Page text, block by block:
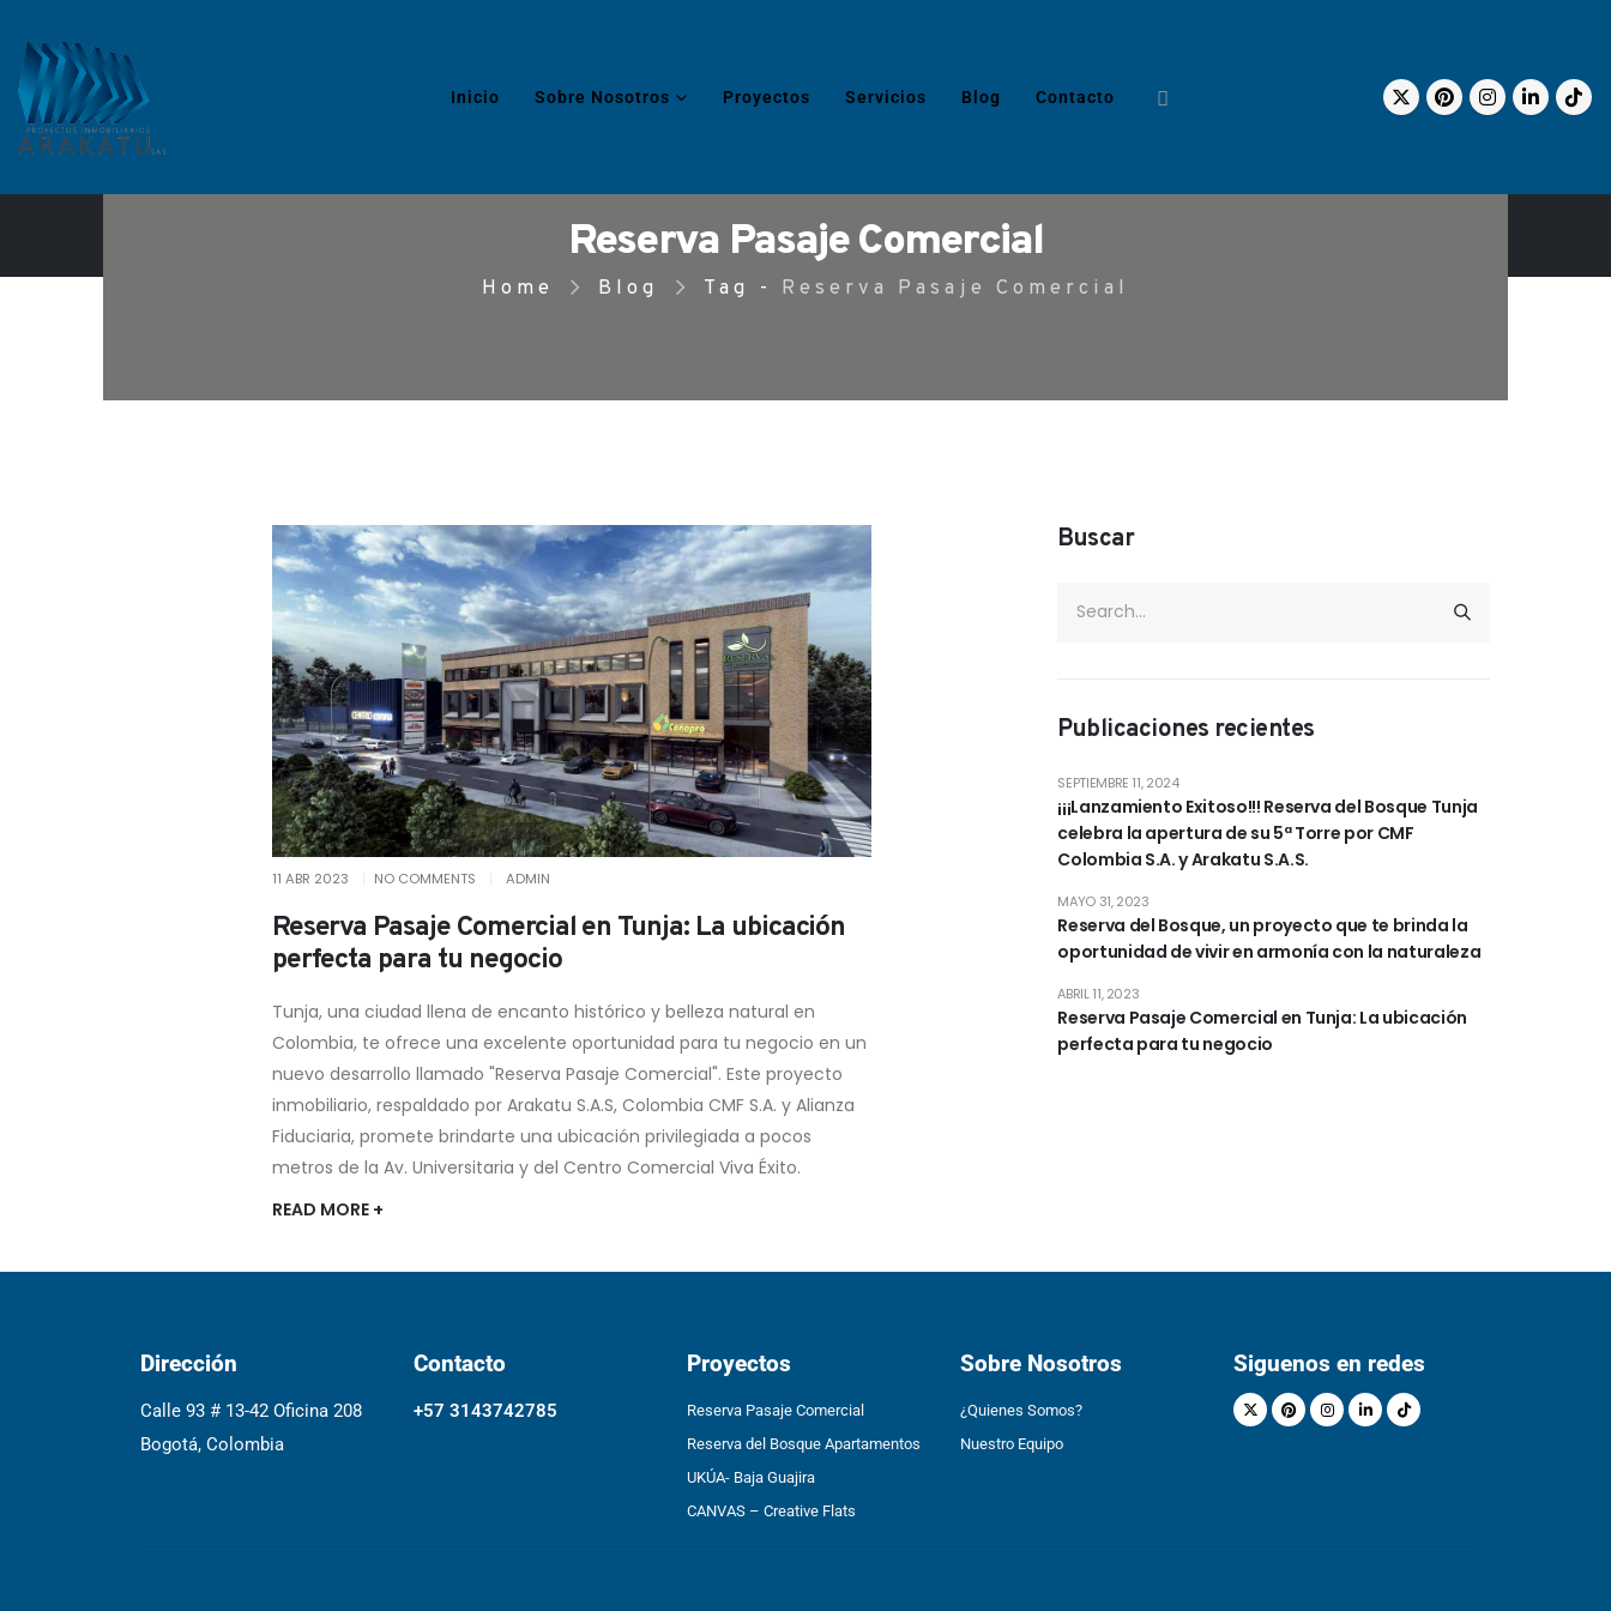
Inicio Sobre Nosotros Proyectos Servicios Blog Contacto
Reserva Pasaje Comercial
Home Blog Tag - Reserva Pasaje Comercial
11 ABR 2023 NO COMMENTS ADMIN
Reserva Pasaje Comercial en Tunja: La ubicación
perfecta para tu negocio
Tunja, una ciudad llena de encanto histórico y belleza natural en
Colombia, te ofrece una excelente oportunidad para tu negocio en un
nuevo desarrollo llamado "Reserva Pasaje Comercial". Este proyecto
inmobiliario, respaldado por Arakatu S.A.S, Colombia CMF S.A. y Alianza
Fiduciaria, promete brindarte una ubicación privilegiada a pocos
metros de la Av. Universitaria y del Centro Comercial Viva Éxito.
READ MORE +
Buscar
Publicaciones recientes
¡¡¡Lanzamiento Exitoso!!! Reserva del Bosque Tunja
celebra la apertura de su 5ª Torre por CMF
Colombia S.A. y Arakatu S.A.S.
SEPTIEMBRE 11, 2024
Reserva del Bosque, un proyecto que te brinda la
oportunidad de vivir en armonía con la naturaleza
MAYO 31, 2023
Reserva Pasaje Comercial en Tunja: La ubicación
perfecta para tu negocio
ABRIL 11, 2023
Dirección
Calle 93 # 13-42 Oficina 208
Bogotá, Colombia
Contacto
+57 3143742785
Proyectos
Reserva Pasaje Comercial
Reserva del Bosque Apartamentos
UKÚA- Baja Guajira
CANVAS – Creative Flats
Sobre Nosotros
¿Quienes Somos?
Nuestro Equipo
Siguenos en redes